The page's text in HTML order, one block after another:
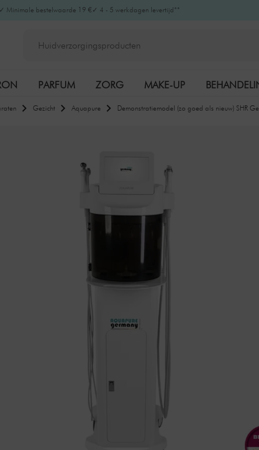
✓ Minimale bestelwaarde 19 € ✓ 4 - 5 werkdagen levertijd**
PARFUM ZORG MAKE-UP
K-BEAUTY
Gezicht Aquapure Demonstratiemodel (zo goed als nieuw) SHR